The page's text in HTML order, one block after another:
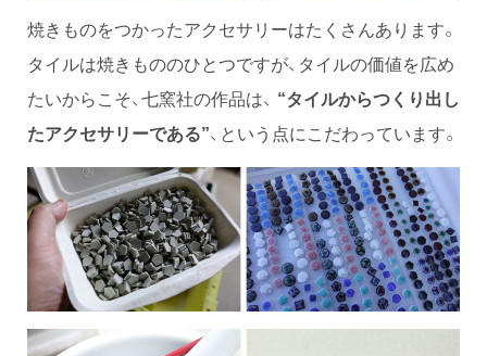
焼きものをつかったアクセサリーはたくさんあります。
タイルは焼きもののひとつですが、タイルの価値を広め
たいからこそ、七窯社の作品は、 “タイルからつくり出し
たアクセサリーである”、という点にこだわっています。